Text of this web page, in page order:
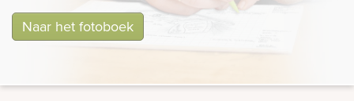
Naar het fotoboek